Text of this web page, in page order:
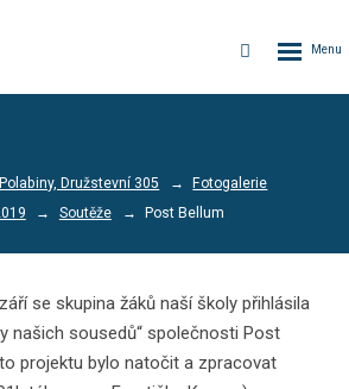
Vyhledávání
Družstevní 305
Fotogalerie
Soutěže Post Bellum
se skupina žáků naší školy přihlásila
našich sousedů“ společnosti Post
projektu bylo natočit a zpracovat